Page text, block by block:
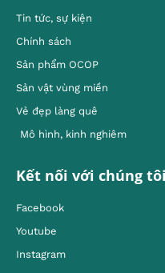
Tin tức, sự kiện
Chính sách
Sản phẩm OCOP
Sản vật vùng miền
Vẻ đẹp làng quê
Mô hình, kinh nghiêm
Kết nối với chúng tôi
Facebook
Youtube
Instagram